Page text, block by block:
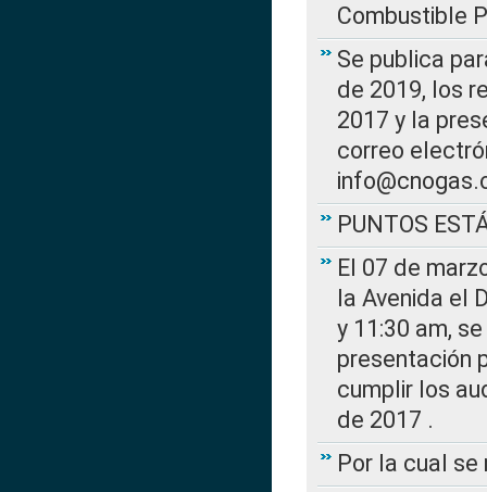
Combustible
Se publica
de 2019, los
2017 y la
correo
PUNTOS
El 07 de
la Avenida el
y 11:30 am,
presentación
cumplir los
de 2017 .
Por la cual se